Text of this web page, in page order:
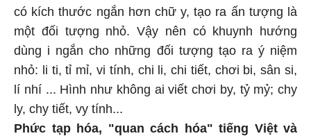
có kích thước ngắn hơn chữ y, tạo ra ấn tượng là
một đối tượng nhỏ. Vậy nên có khuynh hướng
dùng i ngắn cho những đối tượng tạo ra ý niệm
nhỏ: li ti, tỉ mỉ, vi tính, chi li, chi tiết, chơi bi, sân si,
lí nhí ... Hình như không ai viết chơi by, tỷ mỷ; chy
ly, chy tiết, vy tính...
Phức tạp hóa, "quan cách hóa" tiếng Việt và